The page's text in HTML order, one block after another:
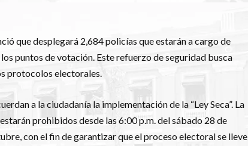
que desplegará 2,684 policías que estarán a cargo de
puntos de votación. Este refuerzo de seguridad busca
protocolos electorales.
a la ciudadanía la implementación de la “Ley Seca”. La
prohibidos desde las 6:00 p.m. del sábado 28 de
con el fin de garantizar que el proceso electoral se lleve